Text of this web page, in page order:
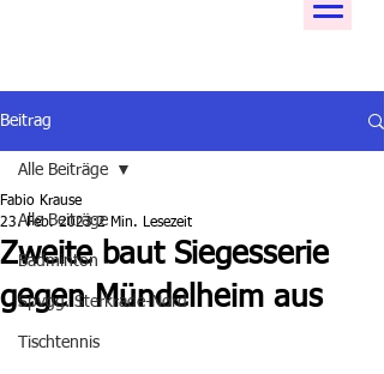
Beitrag
Alle Beiträge
Badminton
Spvgg. Sterkrade-Nord
Tischtennis
Alle Beiträge
Zweite baut Siegesserie
gegen Mündelheim aus
Fabio Krause
23. Feb. 2023 2 Min. Lesezeit